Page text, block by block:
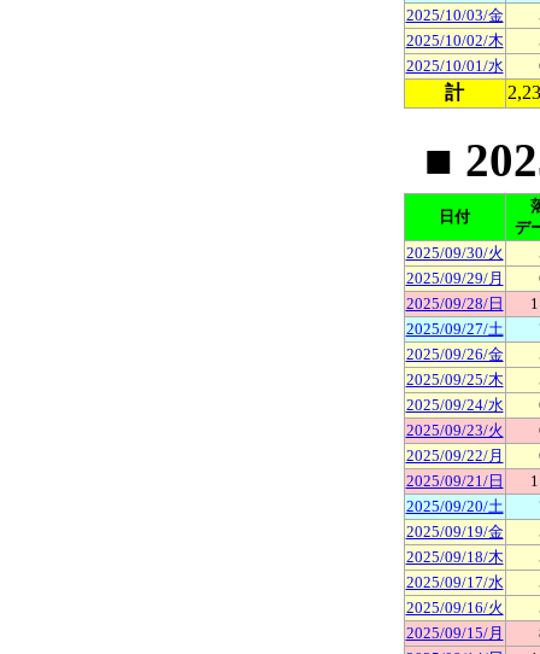
2025/10/03/金
2025/10/02/木
2025/10/01/水
計
■
日付
デ
2025/09/30/火
2025/09/29/月
2025/09/28/日
2025/09/27/土
2025/09/26/金
2025/09/25/木
2025/09/24/水
2025/09/23/火
2025/09/22/月
2025/09/21/日
2025/09/20/土
2025/09/19/金
2025/09/18/木
2025/09/17/水
2025/09/16/火
2025/09/15/月